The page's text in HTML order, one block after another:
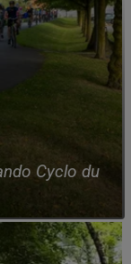
Cyclo du